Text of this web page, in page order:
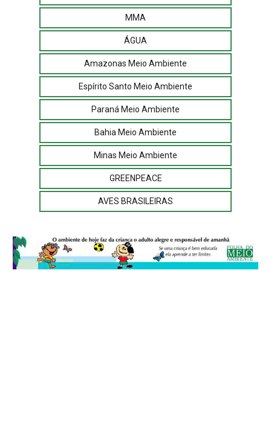
MMA
ÁGUA
Amazonas Meio Ambiente
Espírito Santo Meio Ambiente
Paraná Meio Ambiente
Bahia Meio Ambiente
Minas Meio Ambiente
GREENPEACE
AVES BRASILEIRAS